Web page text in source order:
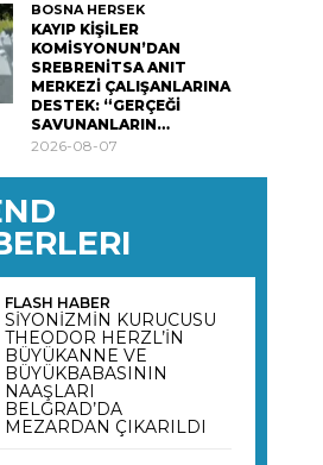
BOSNA HERSEK
KAYIP KİŞİLER
KOMİSYONUN’DAN
SREBRENİTSA ANIT
MERKEZİ ÇALIŞANLARINA
DESTEK: “GERÇEĞİ
SAVUNANLARIN…
2026-08-07
FLASH HABER
SİYONİZMİN KURUCUSU
THEODOR HERZL’İN
BÜYÜKANNE VE
BÜYÜKBABASININ
NAAŞLARI
BELGRAD’DA
MEZARDAN ÇIKARILDI